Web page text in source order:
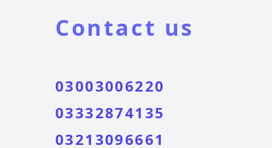
Contact us
03003006220
03332874135
03213096661